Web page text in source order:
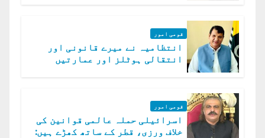
قومی امور
انتظامیہ نے میرے قانونی اور
انتقالی ہوٹلز اور عمارتیں
قومی امور
اسرائیلی حملہ عالمی قوانین کی
خلاف ورزی، قطر کے ساتھ کھڑے ہیں: